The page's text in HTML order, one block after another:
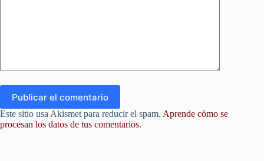
Publicar el comentario
Este sitio usa Akismet para reducir el spam. Aprende cómo se
procesan los datos de tus comentarios.